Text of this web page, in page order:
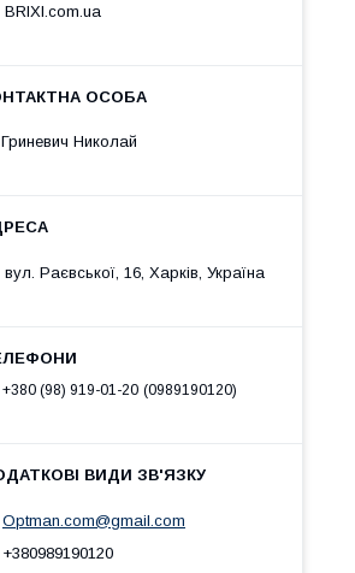
BRIXI.com.ua
Гриневич Николай
вул. Раєвської, 16, Харків, Україна
+380 (98) 919-01-20 0989190120
Optman.com@gmail.com
+380989190120